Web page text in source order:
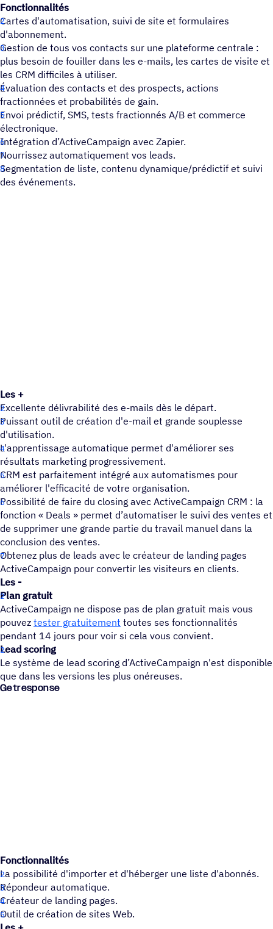
Fonctionnalités
Cartes d'automatisation, suivi de site et formulaires
d'abonnement.
Gestion de tous vos contacts sur une plateforme centrale :
plus besoin de fouiller dans les e-mails, les cartes de visite et
les CRM difficiles à utiliser.
Évaluation des contacts et des prospects, actions
fractionnées et probabilités de gain.
Envoi prédictif, SMS, tests fractionnés A/B et commerce
électronique.
Intégration d’ActiveCampaign avec Zapier.
Nourrissez automatiquement vos leads.
Segmentation de liste, contenu dynamique/prédictif et suivi
des événements.
Les +
Excellente délivrabilité des e-mails dès le départ.
Puissant outil de création d'e-mail et grande souplesse
d'utilisation.
L'apprentissage automatique permet d'améliorer ses
résultats marketing progressivement.
CRM est parfaitement intégré aux automatismes pour
améliorer l'efficacité de votre organisation.
Possibilité de faire du closing avec ActiveCampaign CRM : la
fonction « Deals » permet d’automatiser le suivi des ventes et
de supprimer une grande partie du travail manuel dans la
conclusion des ventes.
Obtenez plus de leads avec le créateur de landing pages
ActiveCampaign pour convertir les visiteurs en clients.
Les -
Plan gratuit
ActiveCampaign ne dispose pas de plan gratuit mais vous
pouvez tester gratuitement toutes ses fonctionnalités
pendant 14 jours pour voir si cela vous convient.
Lead scoring
Le système de lead scoring d’ActiveCampaign n'est disponible
que dans les versions les plus onéreuses.
Getresponse
Fonctionnalités
La possibilité d'importer et d'héberger une liste d'abonnés.
Répondeur automatique.
Créateur de landing pages.
Outil de création de sites Web.